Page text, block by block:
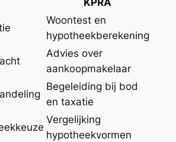
KPRA
Woontest en
hypotheekberekening
Advies over
aankoopmakelaar
Begeleiding bij bod
en taxatie
Vergelijking
hypotheekvormen